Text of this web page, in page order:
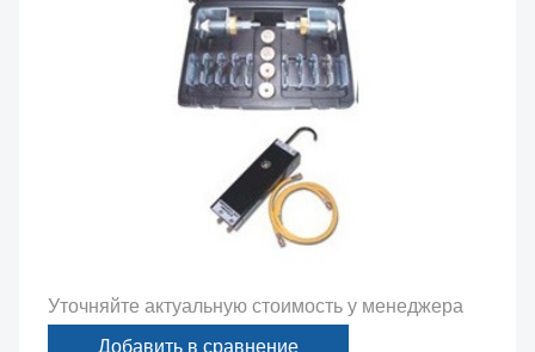
Уточняйте актуальную стоимость у менеджера
Добавить в сравнение